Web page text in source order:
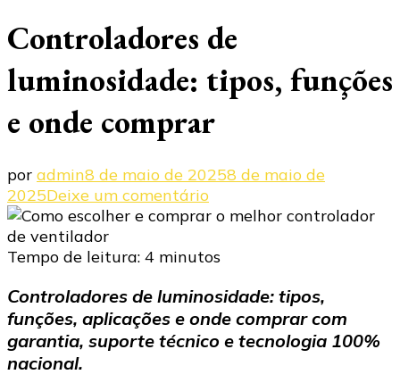
Controladores de
luminosidade: tipos, funções
e onde comprar
por admin8 de maio de 20258 de maio de
2025Deixe um comentárioem
Controladores
luminosidade:
funções
e
onde
Tempo de leitura: 4 minutos
Controladores de luminosidade: tipos,
funções, aplicações e onde comprar com
garantia, suporte técnico e tecnologia 100%
nacional.